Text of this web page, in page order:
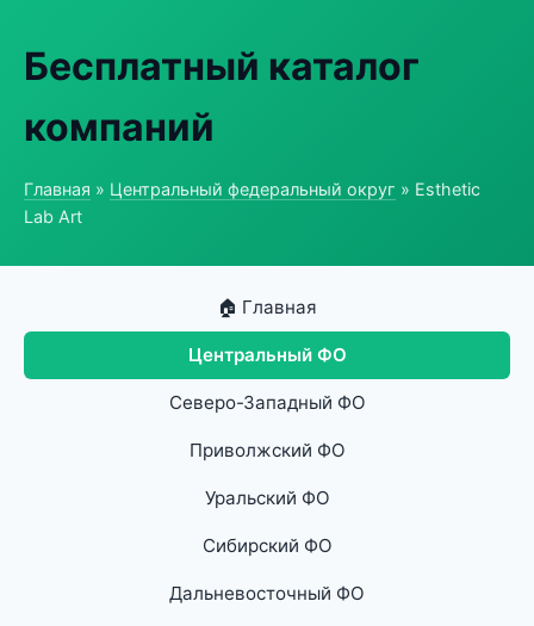
Бесплатный каталог
компаний
Главная » Центральный федеральный округ » Esthetic
Lab Art
🏠 Главная
Центральный ФО
Северо-Западный ФО
Приволжский ФО
Уральский ФО
Сибирский ФО
Дальневосточный ФО